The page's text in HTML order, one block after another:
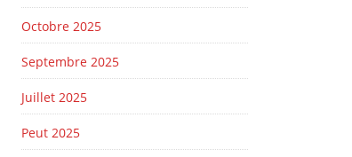
Octobre 2025
Septembre 2025
Juillet 2025
Peut 2025